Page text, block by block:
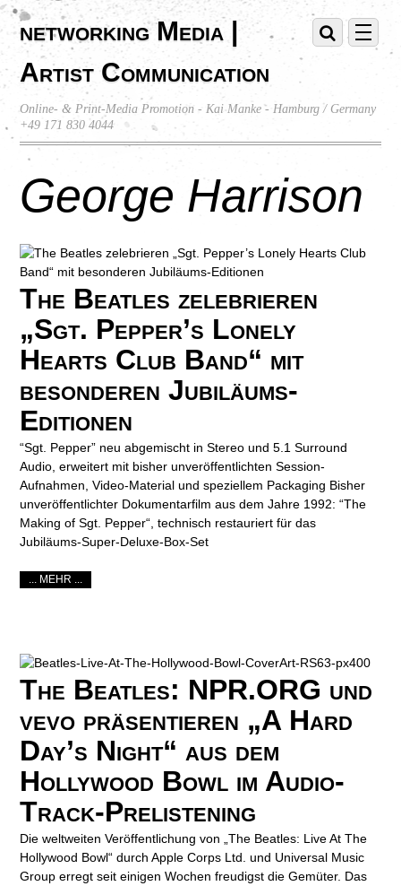
networking Media |
Artist Communication
Online- & Print-Media Promotion - Kai Manke - Hamburg / Germany
+49 171 830 4044
George Harrison
The Beatles zelebrieren
„Sgt. Pepper’s Lonely
Hearts Club Band“ mit
besonderen Jubiläums-
Editionen
“Sgt. Pepper” neu abgemischt in Stereo und 5.1 Surround
Audio, erweitert mit bisher unveröffentlichten Session-
Aufnahmen, Video-Material und speziellem Packaging Bisher
unveröffentlichter Dokumentarfilm aus dem Jahre 1992: “The
Making of Sgt. Pepper“, technisch restauriert für das
Jubiläums-Super-Deluxe-Box-Set
... MEHR ...
The Beatles: NPR.ORG und
vevo präsentieren „A Hard
Day’s Night“ aus dem
Hollywood Bowl im Audio-
Track-Prelistening
Die weltweiten Veröffentlichung von „The Beatles: Live At The
Hollywood Bowl“ durch Apple Corps Ltd. und Universal Music
Group erregt seit einigen Wochen freudigst die Gemüter. Das